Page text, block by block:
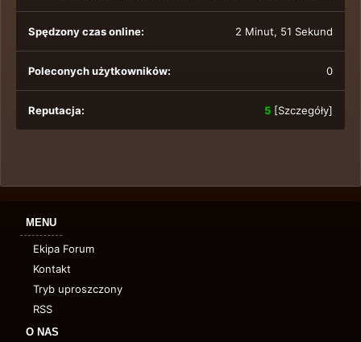
Spędzony czas online: 2 Minut, 51 Sekund
Poleconych użytkowników: 0
Reputacja: 5 [Szczegóły]
MENU
Ekipa Forum
Kontakt
Tryb uproszczony
RSS
O NAS